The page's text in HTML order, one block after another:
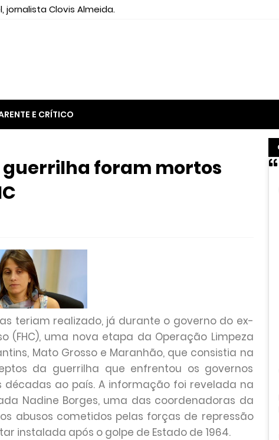
jornalista Clovis Almeida.
E CRÍTICO
foram mortos
teriam realizado, já durante o governo do ex-
(FHC), uma nova etapa da Operação Limpeza
Mato Grosso e Maranhão, que consistia na
da guerrilha que enfrentou os governos
ao país. A informação foi revelada na
Nadine Borges, uma das coordenadoras da
abusos cometidos pelas forças de repressão
instalada após o golpe de Estado de 1964.